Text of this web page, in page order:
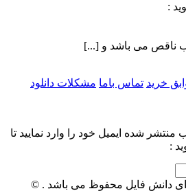
:
ناقص می باشد و [...]
خرید تماس باما مشکلات دانلود
شده ایمیل خود را وارد نمایید تا
:
دانش فایل محفوظ می باشد . ©